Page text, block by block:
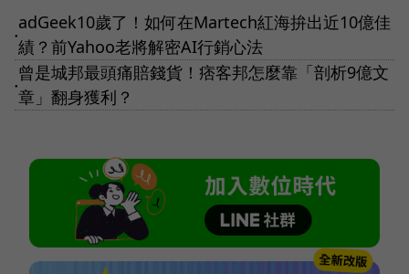
●
adGeek10歲了！如何在Martech紅海拚出近10億佳
績？前Yahoo老將解密AI行銷心法
●
曾是城邦最頭痛賠錢貨！痞客邦怎麼靠「剖析9億文
章」翻身獲利？